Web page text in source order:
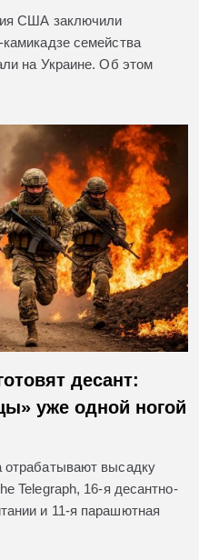
США заключили
семейства
на Украине. Об этом
десант:
уже одной ногой
отрабатывают высадку
Telegraph, 16-я десантно-
и 11-я парашютная